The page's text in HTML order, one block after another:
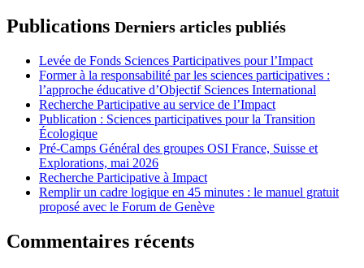
Publications Derniers articles publiés
Levée de Fonds Sciences Participatives pour l’Impact
Former à la responsabilité par les sciences participatives :
l’approche éducative d’Objectif Sciences International
Recherche Participative au service de l’Impact
Publication : Sciences participatives pour la Transition
Écologique
Pré-Camps Général des groupes OSI France, Suisse et
Explorations, mai 2026
Recherche Participative à Impact
Remplir un cadre logique en 45 minutes : le manuel gratuit
proposé avec le Forum de Genève
Commentaires récents